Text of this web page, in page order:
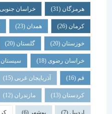
هرمزگان(31) خراسان جنوبی(30)
همدان گیلان
خوزستان(20) گلستان (20)
خراسان رضوی(18) سیستان و
آذربایجان غربی(15)
کردستان(13) مازندران(12)